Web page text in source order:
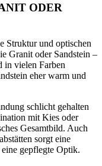
ODER
Struktur und optischen
Granit oder Sandstein –
in vielen Farben
eher warm und
schlicht gehalten
mit Kies oder
Gesamtbild. Auch
sorgt eine
gepflegte Optik.